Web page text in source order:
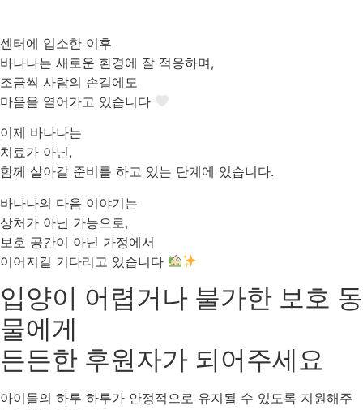
센터에 입소한 이후
바나나는 새로운 환경에 잘 적응하며,
조금씩 사람의 손길에도
마음을 열어가고 있습니다
이제 바나나는
치료가 아닌,
함께 살아갈 준비를 하고 있는 단계에 있습니다.
바나나의 다음 이야기는
상처가 아닌 가능으로,
보호 공간이 아닌 가정에서
이어지길 기다리고 있습니다
입양이 어렵거나 불가한 보호 동
물에게
든든한 후원자가 되어주세요
아이들의 하루 하루가 안정적으로 유지될 수 있도록 지원해주